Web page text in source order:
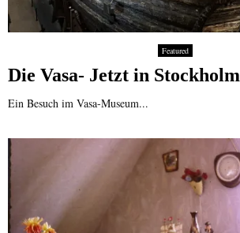
Featured
Die Vasa- Jetzt in Stockholm
Ein Besuch im Vasa-Museum...